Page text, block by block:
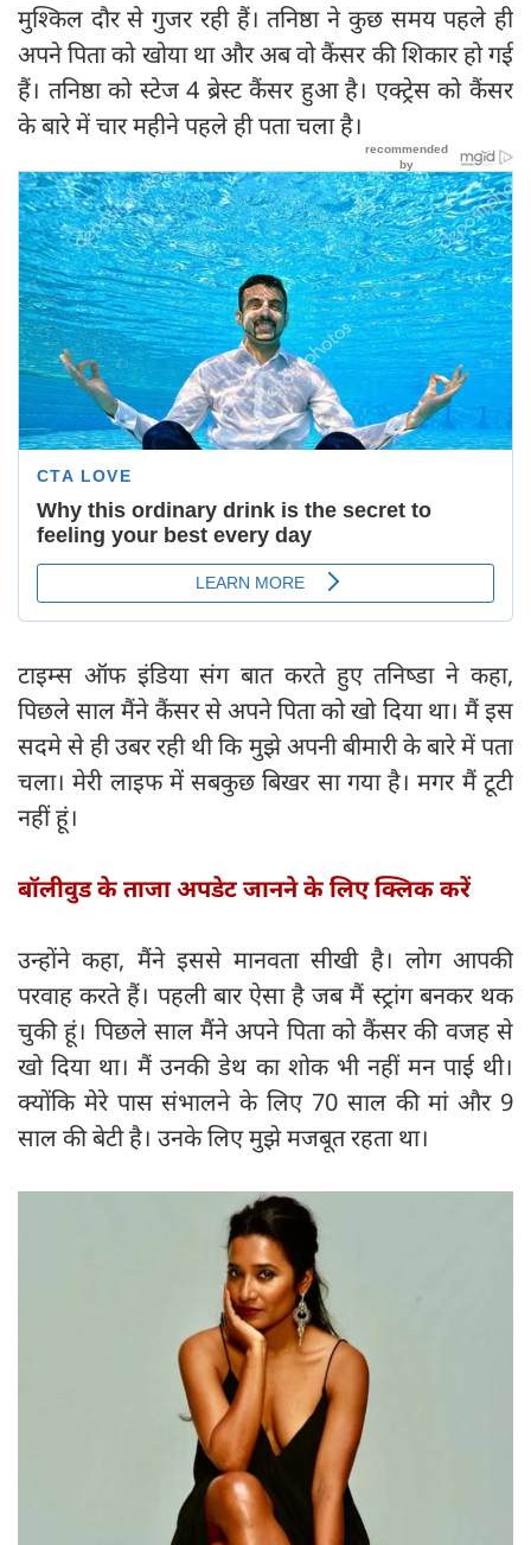
मुश्किल दौर से गुजर रही हैं। तनिष्ठा ने कुछ समय पहले ही
अपने पिता को खोया था और अब वो कैंसर की शिकार हो गई
हैं। तनिष्ठा को स्टेज 4 ब्रेस्ट कैंसर हुआ है। एक्ट्रेस को कैंसर
के बारे में चार महीने पहले ही पता चला है।
टाइम्स ऑफ इंडिया संग बात करते हुए तनिष्डा ने कहा,
पिछले साल मैंने कैंसर से अपने पिता को खो दिया था। मैं इस
सदमे से ही उबर रही थी कि मुझे अपनी बीमारी के बारे में पता
चला। मेरी लाइफ में सबकुछ बिखर सा गया है। मगर मैं टूटी
नहीं हूं।
बॉलीवुड के ताजा अपडेट जानने के लिए क्लिक करें
उन्होंने कहा, मैंने इससे मानवता सीखी है। लोग आपकी
परवाह करते हैं। पहली बार ऐसा है जब मैं स्ट्रांग बनकर थक
चुकी हूं। पिछले साल मैंने अपने पिता को कैंसर की वजह से
खो दिया था। मैं उनकी डेथ का शोक भी नहीं मन पाई थी।
क्योंकि मेरे पास संभालने के लिए 70 साल की मां और 9
साल की बेटी है। उनके लिए मुझे मजबूत रहता था।